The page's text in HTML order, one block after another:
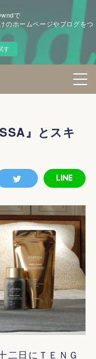
で
のホームページやブログをつ
す
』とスキ
二日にＴＥＮＧ